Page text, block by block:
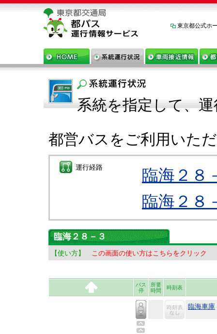
東京都公式ホ
系統を指定して、
都営バスをご利用いた
運行経路
臨海２
臨海２
臨海２８－３
【使い方】 この画面の使い方はこちらをクリック
バス
停
所要
時間
時刻表
臨海車庫